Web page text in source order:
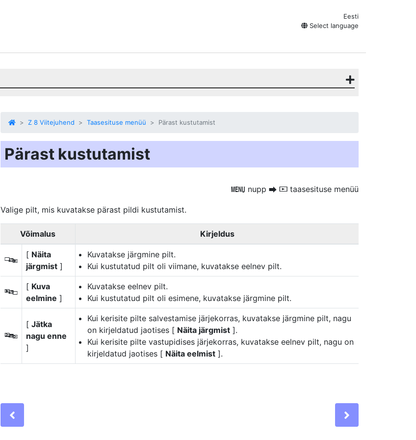
Eesti
Select language
Z 8 Viitejuhend Taasesituse menüü Pärast kustutamist
Pärast kustutamist
G nupp U D taasesituse menüü
Valige pilt, mis kuvatakse pärast pildi kustutamist.
Võimalus Kirjeldus
S
[ Näita
järgmist ]
Kuvatakse järgmine pilt.
Kui kustutatud pilt oli viimane, kuvatakse eelnev pilt.
T
[ Kuva
eelmine ]
Kuvatakse eelnev pilt.
Kui kustutatud pilt oli esimene, kuvatakse järgmine pilt.
U
[ Jätka
nagu enne
]
Kui kerisite pilte salvestamise järjekorras, kuvatakse järgmine pilt, nagu
on kirjeldatud jaotises [ Näita järgmist ].
Kui kerisite pilte vastupidises järjekorras, kuvatakse eelnev pilt, nagu on
kirjeldatud jaotises [ Näita eelmist ].